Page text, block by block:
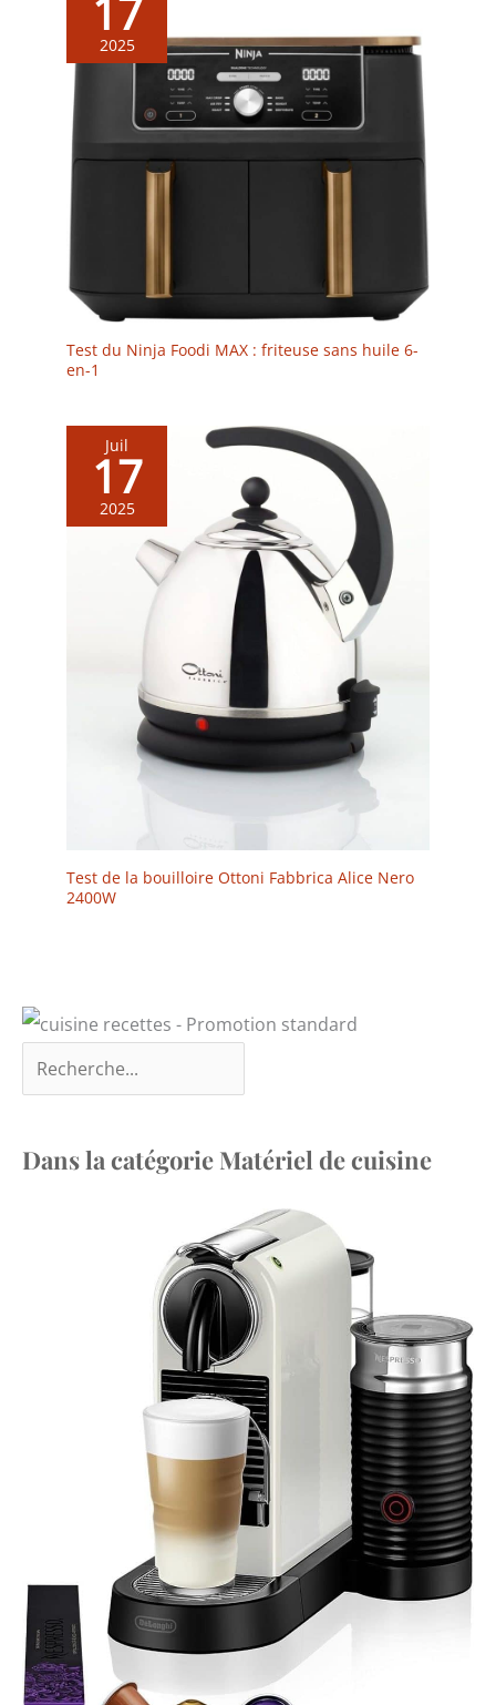
17
2025
Test du Ninja Foodi MAX : friteuse sans huile 6-
en-1
Juil
17
2025
Test de la bouilloire Ottoni Fabbrica Alice Nero
2400W
Dans la catégorie Matériel de cuisine